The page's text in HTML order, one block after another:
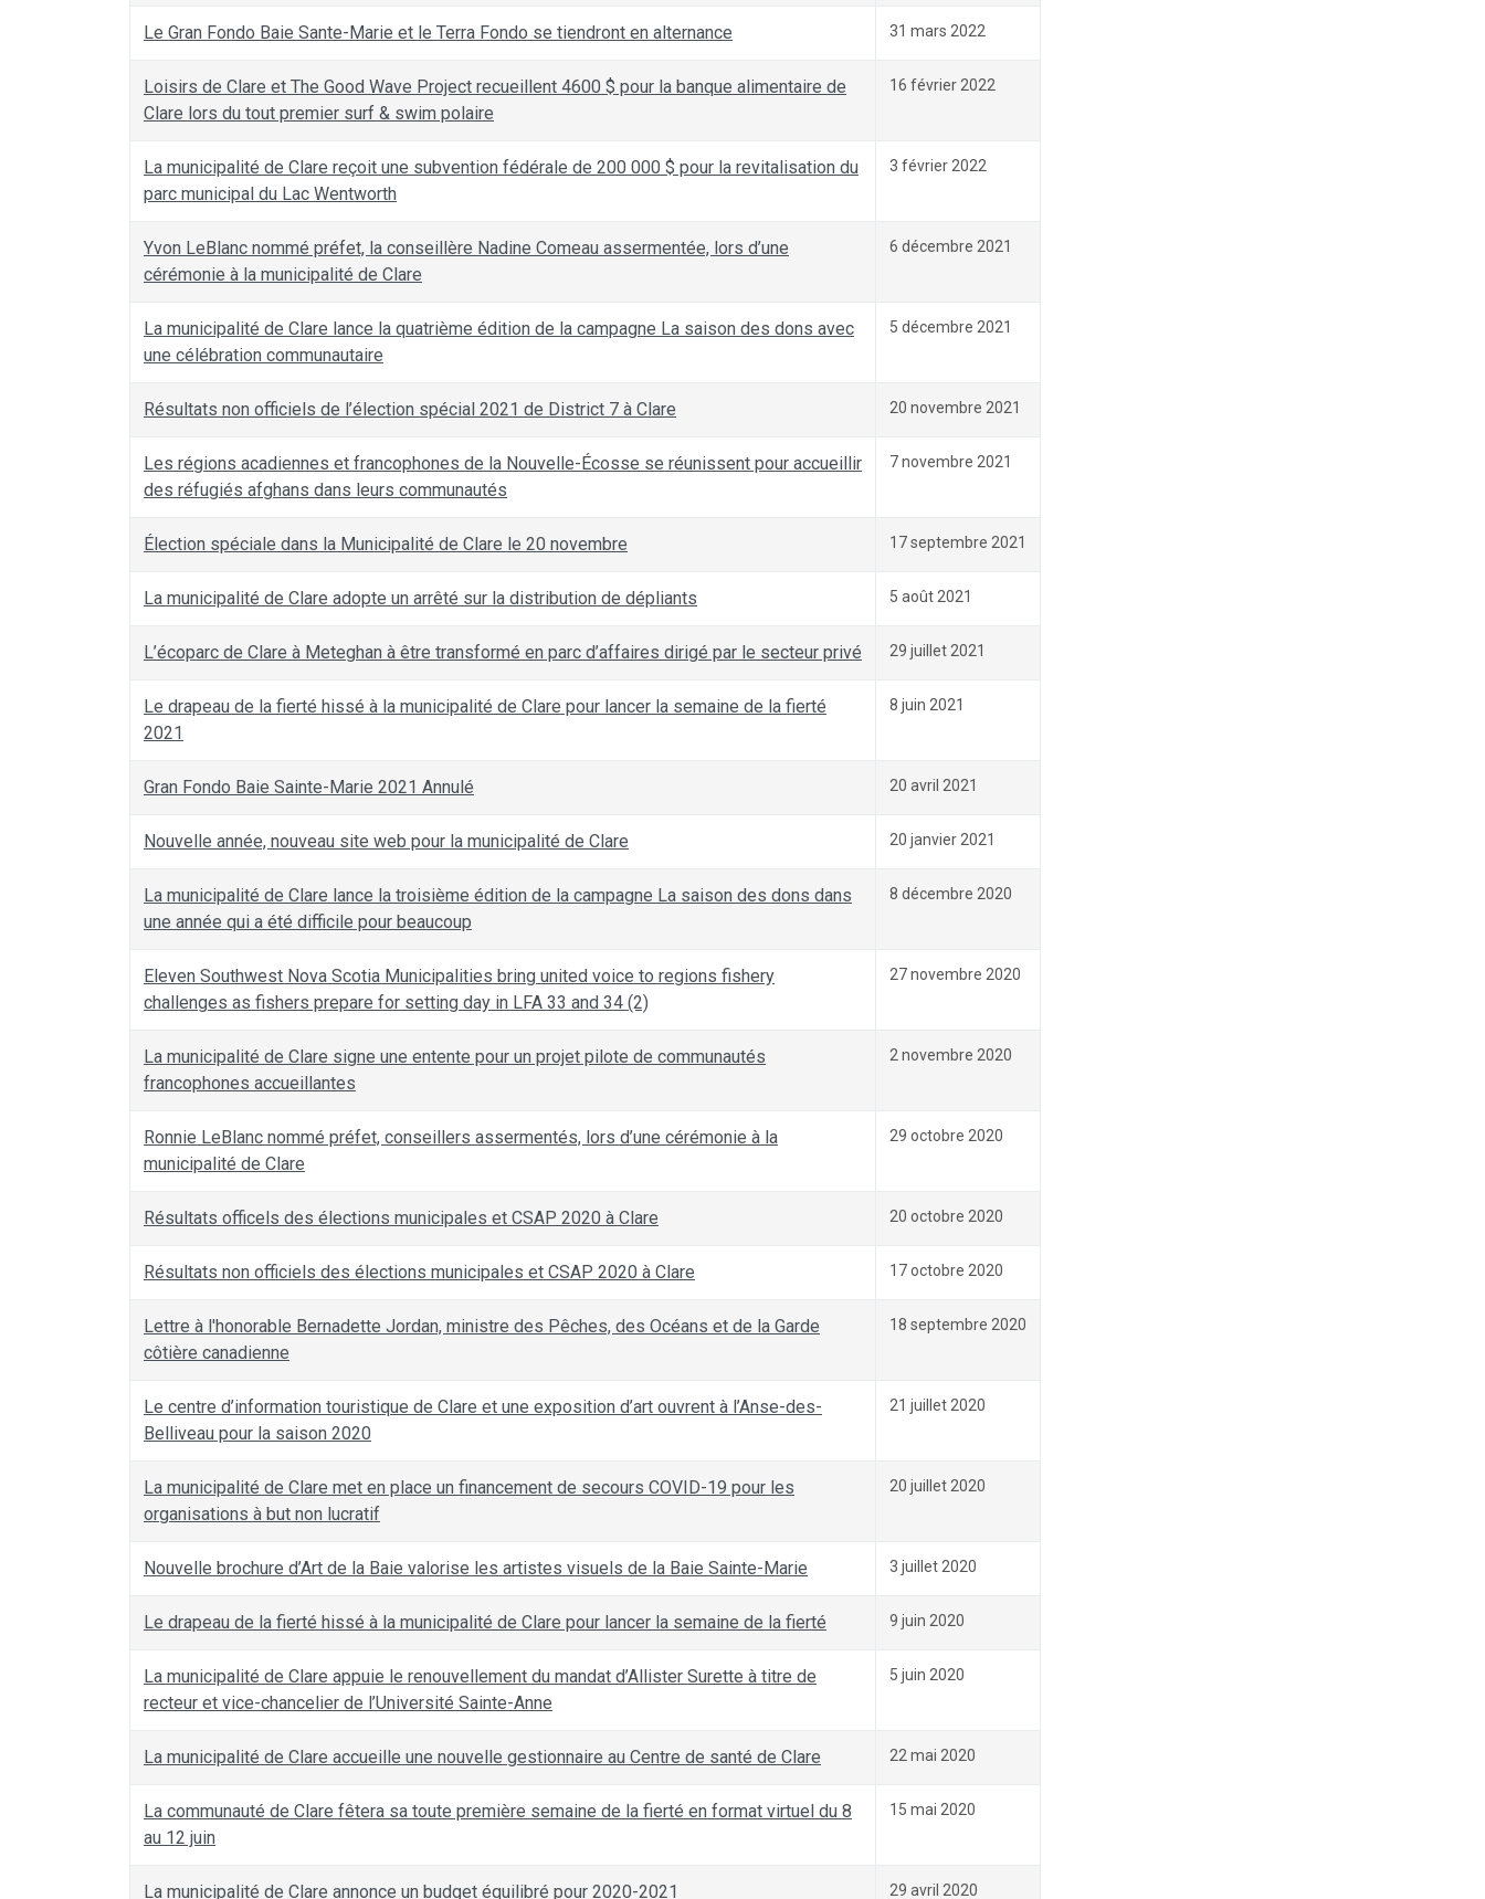
Le Gran Fondo Baie Sante-Marie et le Terra Fondo se tiendront en alternance 31 mars 2022
Loisirs de Clare et The Good Wave Project recueillent 4600 $ pour la banque alimentaire de
Clare lors du tout premier surf & swim polaire
16 février 2022
La municipalité de Clare reçoit une subvention fédérale de 200 000 $ pour la revitalisation du
parc municipal du Lac Wentworth
3 février 2022
Yvon LeBlanc nommé préfet, la conseillère Nadine Comeau assermentée, lors d’une
cérémonie à la municipalité de Clare
6 décembre 2021
La municipalité de Clare lance la quatrième édition de la campagne La saison des dons avec
une célébration communautaire
5 décembre 2021
Résultats non officiels de l’élection spécial 2021 de District 7 à Clare 20 novembre 2021
Les régions acadiennes et francophones de la Nouvelle-Écosse se réunissent pour accueillir
des réfugiés afghans dans leurs communautés
7 novembre 2021
Élection spéciale dans la Municipalité de Clare le 20 novembre 17 septembre 2021
La municipalité de Clare adopte un arrêté sur la distribution de dépliants 5 août 2021
L’écoparc de Clare à Meteghan à être transformé en parc d’affaires dirigé par le secteur privé 29 juillet 2021
Le drapeau de la fierté hissé à la municipalité de Clare pour lancer la semaine de la fierté
2021
8 juin 2021
Gran Fondo Baie Sainte-Marie 2021 Annulé 20 avril 2021
Nouvelle année, nouveau site web pour la municipalité de Clare 20 janvier 2021
La municipalité de Clare lance la troisième édition de la campagne La saison des dons dans
une année qui a été difficile pour beaucoup
8 décembre 2020
Eleven Southwest Nova Scotia Municipalities bring united voice to regions fishery
challenges as fishers prepare for setting day in LFA 33 and 34 (2)
27 novembre 2020
La municipalité de Clare signe une entente pour un projet pilote de communautés
francophones accueillantes
2 novembre 2020
Ronnie LeBlanc nommé préfet, conseillers assermentés, lors d’une cérémonie à la
municipalité de Clare
29 octobre 2020
Résultats officels des élections municipales et CSAP 2020 à Clare 20 octobre 2020
Résultats non officiels des élections municipales et CSAP 2020 à Clare 17 octobre 2020
Lettre à l'honorable Bernadette Jordan, ministre des Pêches, des Océans et de la Garde
côtière canadienne
18 septembre 2020
Le centre d’information touristique de Clare et une exposition d’art ouvrent à l’Anse-des-
Belliveau pour la saison 2020
21 juillet 2020
La municipalité de Clare met en place un financement de secours COVID-19 pour les
organisations à but non lucratif
20 juillet 2020
Nouvelle brochure d’Art de la Baie valorise les artistes visuels de la Baie Sainte-Marie 3 juillet 2020
Le drapeau de la fierté hissé à la municipalité de Clare pour lancer la semaine de la fierté 9 juin 2020
La municipalité de Clare appuie le renouvellement du mandat d’Allister Surette à titre de
recteur et vice-chancelier de l’Université Sainte-Anne
5 juin 2020
La municipalité de Clare accueille une nouvelle gestionnaire au Centre de santé de Clare 22 mai 2020
La communauté de Clare fêtera sa toute première semaine de la fierté en format virtuel du 8
au 12 juin
15 mai 2020
La municipalité de Clare annonce un budget équilibré pour 2020-2021 29 avril 2020